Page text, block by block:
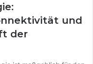
und
der